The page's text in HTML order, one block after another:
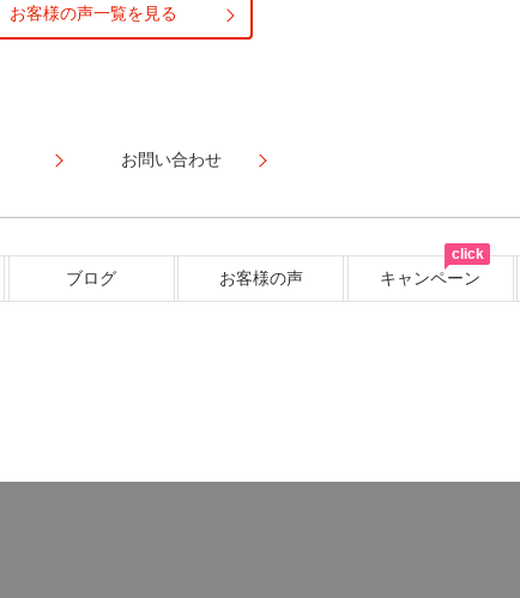
お客様の声一覧を見る
お問い合わせ
ブログ お客様の声 キャンペーン
click